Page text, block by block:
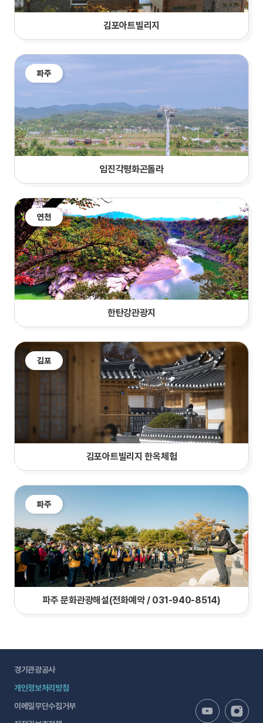
김포아트빌리지
파주
임진각평화곤돌라
연천
한탄강관광지
김포
김포아트빌리지 한옥체험
파주
파주 문화관광해설(전화예약 / 031-940-8514)
경기관광공사
개인정보처리방침
이메일무단수집거부